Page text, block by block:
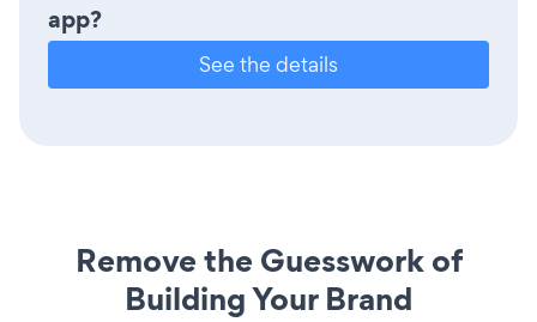
app?
See the details
Remove the Guesswork of
Building Your Brand